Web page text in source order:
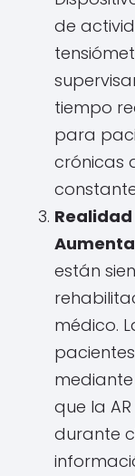
de
tiempo
para
crónicas
están
médico.
mediante
que la
durante